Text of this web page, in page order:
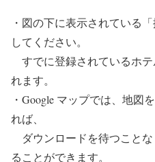
・図の下に表示されている
してください。
すでに登録されているホ
れます。
・Google マップでは、地図
れば、
ダウンロードを待つこと
ることができます。